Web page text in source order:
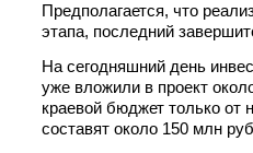
Предполагается, что
этапа, последний
На сегодняшний день
уже вложили в проект
краевой бюджет только от
составят около 150 млн